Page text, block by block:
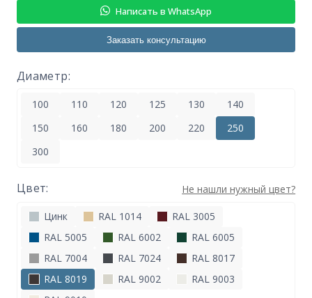
Написать в WhatsApp
Заказать консультацию
Диаметр:
100 110 120 125 130
140
150
160 180 200 220
250
300
Цвет: Не нашли нужный цвет?
Цинк RAL 1014
RAL 3005
RAL 5005
RAL 6002
RAL 6005
RAL 7004
RAL 7024
RAL 8017
RAL 8019
RAL 9002
RAL 9003